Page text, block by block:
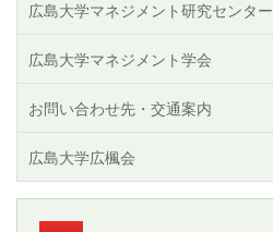
広島大学マネジメント研究センター
広島大学マネジメント学会
お問い合わせ先・交通案内
広島大学広楓会